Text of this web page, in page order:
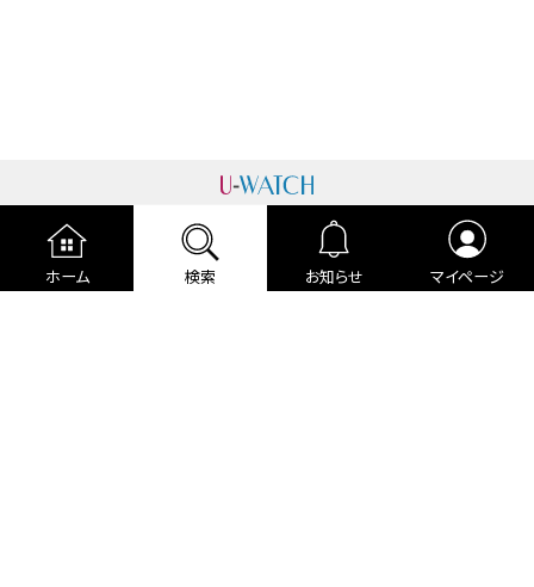
ホーム 検索 お知らせ マイページ
運営者情報 プライバシーポリシー
cookieポリシー
利用規約
ご利用ガイド 編集部より
広告掲載について